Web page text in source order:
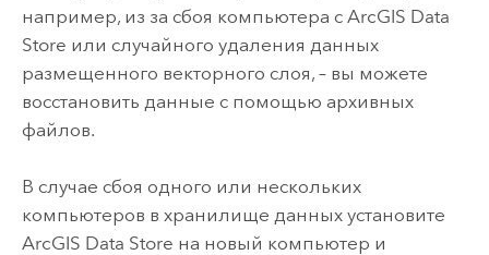
например, из за сбоя компьютера с ArcGIS Data
Store или случайного удаления данных
размещенного векторного слоя, – вы можете
восстановить данные с помощью архивных
файлов.
В случае сбоя одного или нескольких
компьютеров в хранилище данных установите
ArcGIS Data Store на новый компьютер и